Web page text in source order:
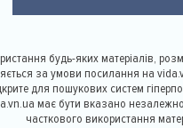
будь-яких матеріалів,
за умови посилання на
для пошукових систем
має бути вказано
часткового використання